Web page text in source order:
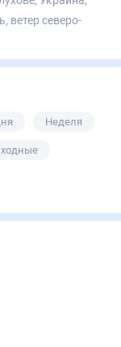
ветер северо-
Неделя